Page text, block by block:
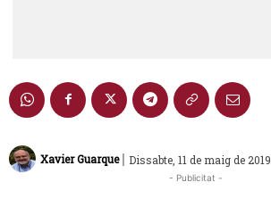
Xavier Guarque | Dissabte, 11 de maig de 2019
- Publicitat -